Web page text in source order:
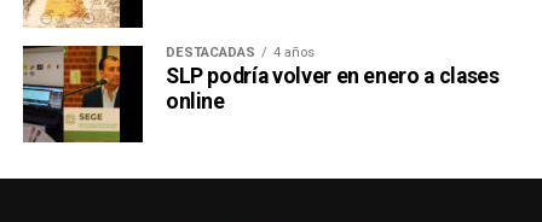
DESTACADAS 4 años
SLP podría volver en enero a clases
online